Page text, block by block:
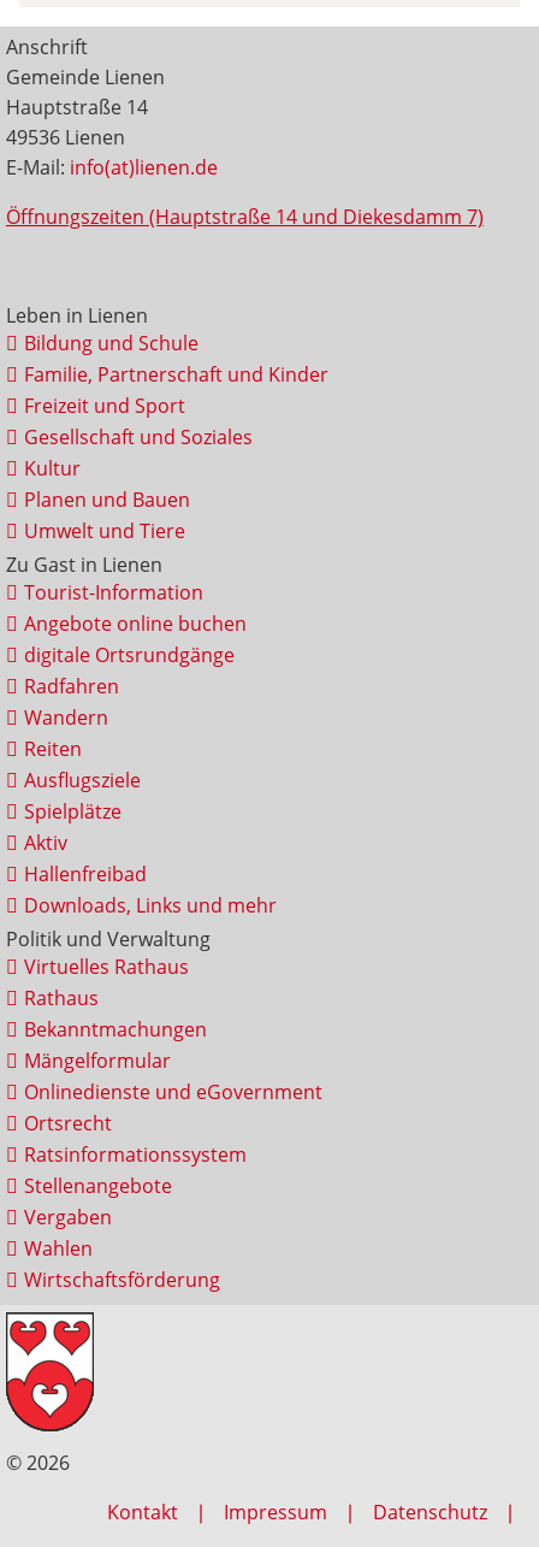
Anschrift
Gemeinde Lienen
Hauptstraße 14
49536 Lienen
E-Mail: info(at)lienen.de
Öffnungszeiten (Hauptstraße 14 und Diekesdamm 7)
Leben in Lienen
Bildung und Schule
Familie, Partnerschaft und Kinder
Freizeit und Sport
Gesellschaft und Soziales
Kultur
Planen und Bauen
Umwelt und Tiere
Zu Gast in Lienen
Tourist-Information
Angebote online buchen
digitale Ortsrundgänge
Radfahren
Wandern
Reiten
Ausflugsziele
Spielplätze
Aktiv
Hallenfreibad
Downloads, Links und mehr
Politik und Verwaltung
Virtuelles Rathaus
Rathaus
Bekanntmachungen
Mängelformular
Onlinedienste und eGovernment
Ortsrecht
Ratsinformationssystem
Stellenangebote
Vergaben
Wahlen
Wirtschaftsförderung
© 2026
Kontakt
Impressum
Datenschutz